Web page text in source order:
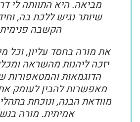
מביאה. היא התוותה לי
שיותר נגיש ללכת בה,
הקשבה פנימית.
את מורה בחסד עליון, וכל
יזכה ליהנות מהשראה
הדוגמאות והמטאפורות
מאפשרות להבין לעומק
מוודאת הבנה, ונוכחת
אמיתית. מורה